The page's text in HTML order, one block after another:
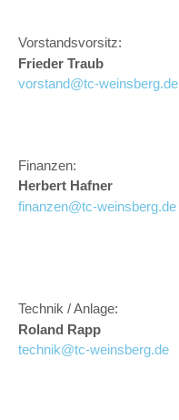
Vorstandsvorsitz:
Frieder Traub
vorstand@tc-weinsberg.de
Finanzen:
Herbert Hafner
finanzen@tc-weinsberg.de
Technik / Anlage:
Roland Rapp
technik@tc-weinsberg.de